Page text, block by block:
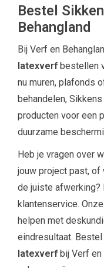
Bestel
Behangland
Bij Verf en
latexverf bestellen
nu muren, plafonds
behandelen,
producten voor een
duurzame
Heb je vragen over
jouw project past,
de juiste afwerking?
klantenservice.
helpen met
eindresultaat.
latexverf bij Verf en